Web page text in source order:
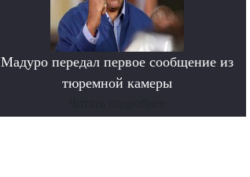
Мадуро передал первое сообщение из
тюремной камеры